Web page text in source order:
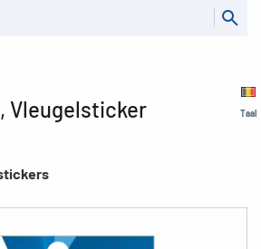
Taal
Vleugelsticker